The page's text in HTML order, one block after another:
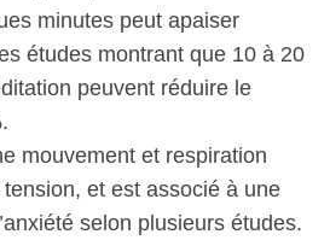
minutes peut apaiser
études montrant que 10 à 20
peuvent réduire le
mouvement et respiration
et est associé à une
selon plusieurs études.